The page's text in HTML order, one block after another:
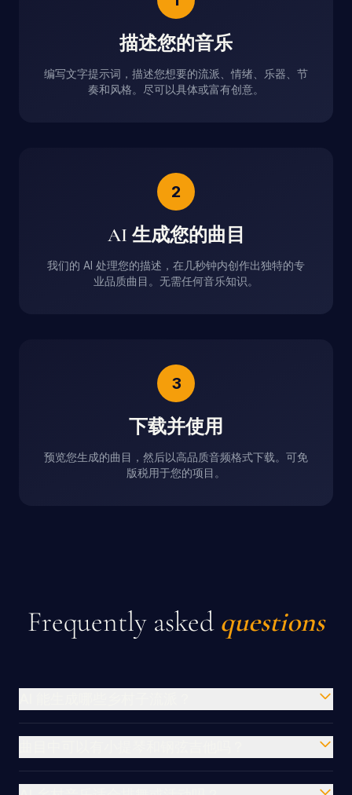
描述您的音乐
编写文字提示词，描述您想要的流派、情绪、乐器、节
奏和风格。尽可以具体或富有创意。
2
AI 生成您的曲目
我们的 AI 处理您的描述，在几秒钟内创作出独特的专
业品质曲目。无需任何音乐知识。
3
下载并使用
预览您生成的曲目，然后以高品质音频格式下载。可免
版税用于您的项目。
Frequently asked questions